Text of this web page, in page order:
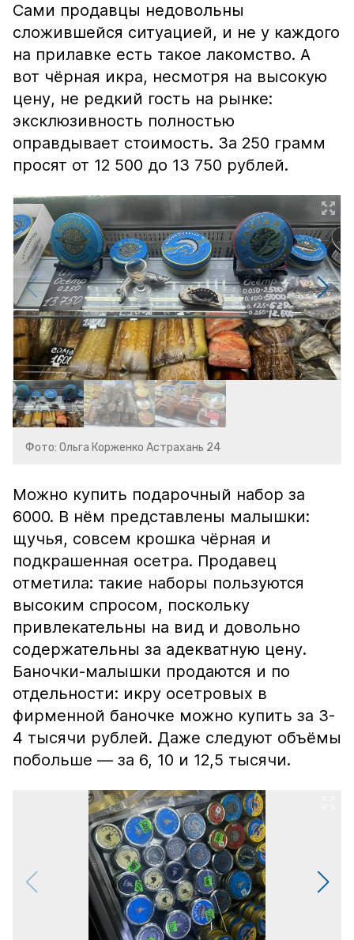
Сами продавцы недовольны
сложившейся ситуацией, и не у каждого
на прилавке есть такое лакомство. А
вот чёрная икра, несмотря на высокую
цену, не редкий гость на рынке:
эксклюзивность полностью
оправдывает стоимость. За 250 грамм
просят от 12 500 до 13 750 рублей.
Фото: Ольга Корженко Астрахань 24
Можно купить подарочный набор за
6000. В нём представлены малышки:
щучья, совсем крошка чёрная и
подкрашенная осетра. Продавец
отметила: такие наборы пользуются
высоким спросом, поскольку
привлекательны на вид и довольно
содержательны за адекватную цену.
Баночки-малышки продаются и по
отдельности: икру осетровых в
фирменной баночке можно купить за 3-
4 тысячи рублей. Даже следуют объёмы
побольше — за 6, 10 и 12,5 тысячи.